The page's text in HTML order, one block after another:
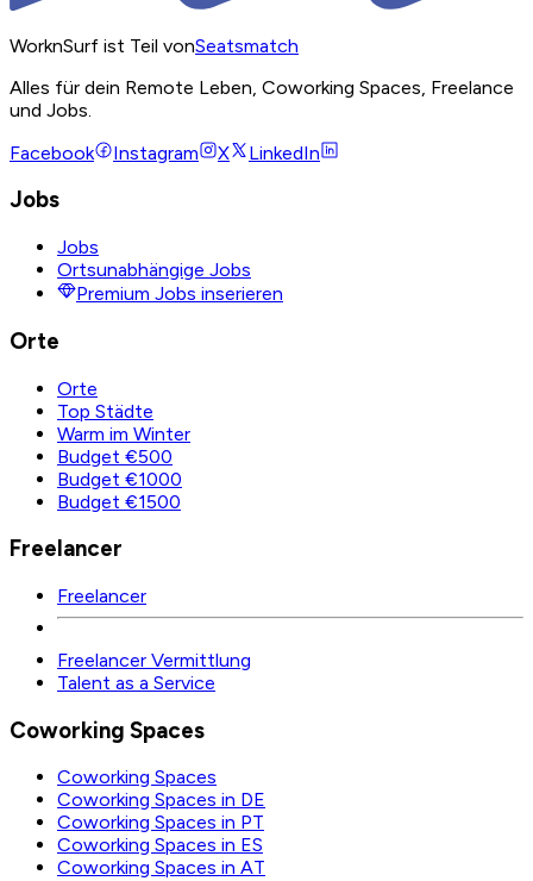
WorknSurf ist Teil vonSeatsmatch
Alles für dein Remote Leben, Coworking Spaces, Freelance
und Jobs.
Facebook
Instagram X LinkedIn
Jobs
Jobs
Ortsunabhängige Jobs
Premium Jobs inserieren
Orte
Orte
Top Städte
Warm im Winter
Budget €500
Budget €1000
Budget €1500
Freelancer
Freelancer
Freelancer Vermittlung
Talent as a Service
Coworking Spaces
Coworking Spaces
Coworking Spaces in DE
Coworking Spaces in PT
Coworking Spaces in ES
Coworking Spaces in AT